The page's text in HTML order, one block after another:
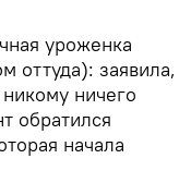
уроженка
оттуда): заявила,
ничего
обратился
начала